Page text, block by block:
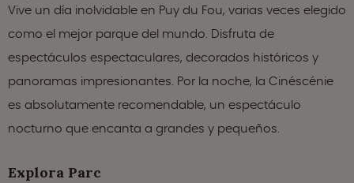
Vive un día inolvidable en Puy du Fou, varias veces elegido
como el mejor parque del mundo. Disfruta de
espectáculos espectaculares, decorados históricos y
panoramas impresionantes. Por la noche, la Cinéscénie
es absolutamente recomendable, un espectáculo
nocturno que encanta a grandes y pequeños.
Explora Parc